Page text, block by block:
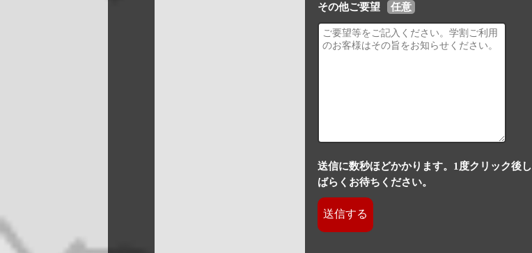
その他ご要望 任意
送信に数秒ほどかかります。1度クリック後し
ばらくお待ちください。